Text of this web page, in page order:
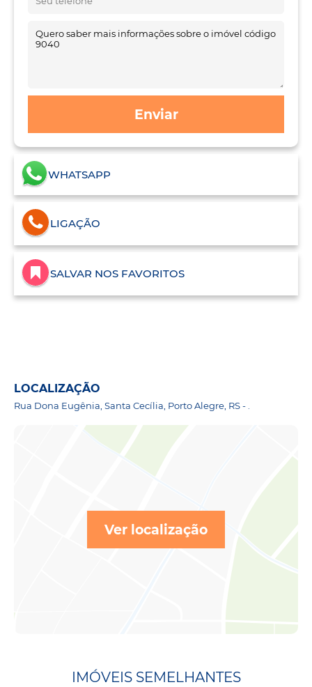
Enviar
WHATSAPP
LIGAÇÃO
SALVAR NOS FAVORITOS
LOCALIZAÇÃO
Rua Dona Eugênia, Santa Cecília, Porto Alegre, RS - .
Ver localização
IMÓVEIS SEMELHANTES